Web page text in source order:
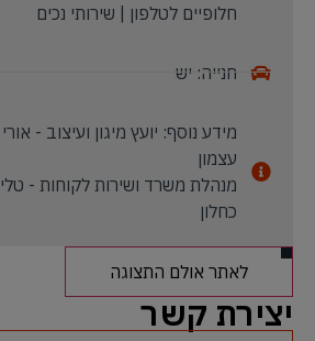
חלופיים לטלפון | שירותי נכים
חנייה: יש
מידע נוסף: יועץ מיגון ועיצוב - אורי
עצמון
מנהלת משרד ושירות לקוחות - טלי
כחלון
לאתר אולם התצוגה
יצירת קשר